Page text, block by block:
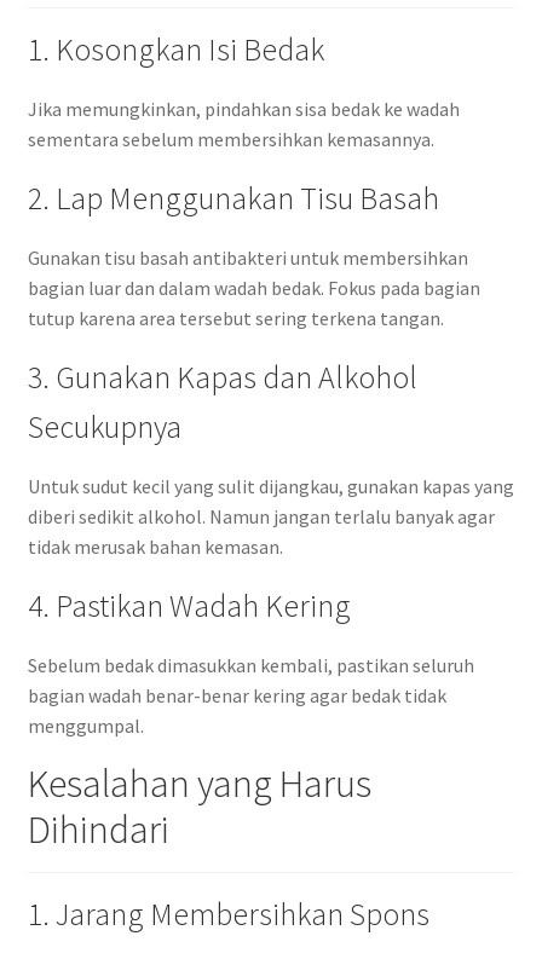
1. Kosongkan Isi Bedak
Jika memungkinkan, pindahkan sisa bedak ke wadah
sementara sebelum membersihkan kemasannya.
2. Lap Menggunakan Tisu Basah
Gunakan tisu basah antibakteri untuk membersihkan
bagian luar dan dalam wadah bedak. Fokus pada bagian
tutup karena area tersebut sering terkena tangan.
3. Gunakan Kapas dan Alkohol
Secukupnya
Untuk sudut kecil yang sulit dijangkau, gunakan kapas yang
diberi sedikit alkohol. Namun jangan terlalu banyak agar
tidak merusak bahan kemasan.
4. Pastikan Wadah Kering
Sebelum bedak dimasukkan kembali, pastikan seluruh
bagian wadah benar-benar kering agar bedak tidak
menggumpal.
Kesalahan yang Harus
Dihindari
1. Jarang Membersihkan Spons